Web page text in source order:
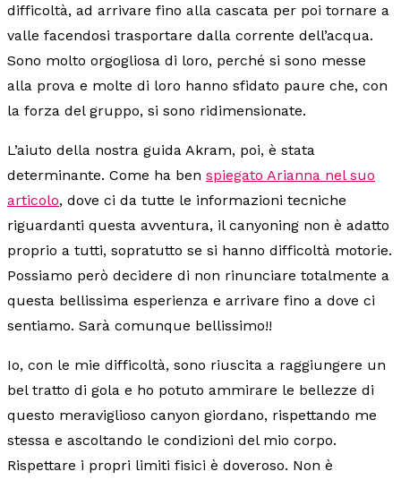
difficoltà, ad arrivare fino alla cascata per poi tornare a
valle facendosi trasportare dalla corrente dell’acqua.
Sono molto orgogliosa di loro, perché si sono messe
alla prova e molte di loro hanno sfidato paure che, con
la forza del gruppo, si sono ridimensionate.
L’aiuto della nostra guida Akram, poi, è stata
determinante. Come ha ben spiegato Arianna nel suo
articolo, dove ci da tutte le informazioni tecniche
riguardanti questa avventura, il canyoning non è adatto
proprio a tutti, sopratutto se si hanno difficoltà motorie.
Possiamo però decidere di non rinunciare totalmente a
questa bellissima esperienza e arrivare fino a dove ci
sentiamo. Sarà comunque bellissimo!!
Io, con le mie difficoltà, sono riuscita a raggiungere un
bel tratto di gola e ho potuto ammirare le bellezze di
questo meraviglioso canyon giordano, rispettando me
stessa e ascoltando le condizioni del mio corpo.
Rispettare i propri limiti fisici è doveroso. Non è